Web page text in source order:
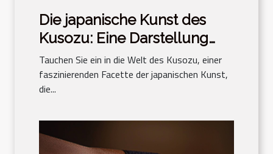
Die japanische Kunst des
Kusozu: Eine Darstellung
des Verfalls
Tauchen Sie ein in die Welt des Kusozu, einer
faszinierenden Facette der japanischen Kunst,
die...